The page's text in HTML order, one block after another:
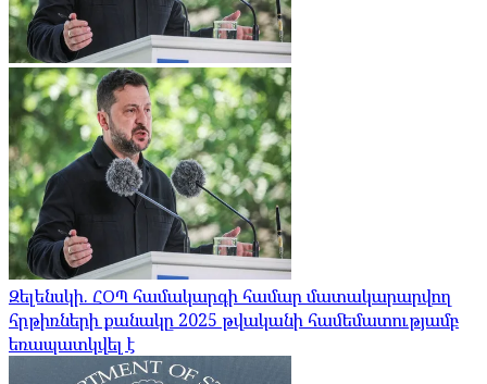
Զելենսկի. ՀՕՊ համակարգի համար մատակարարվող
հրթիռների քանակը 2025 թվականի համեմատությամբ
եռապատկվել է